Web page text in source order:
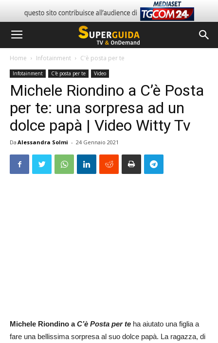
Home Infotainment C'è posta per te
Infotainment C'è posta per te Video
Michele Riondino a C’è Posta
per te: una sorpresa ad un
dolce papà | Video Witty Tv
Da Alessandra Solmi - 24 Gennaio 2021
Michele Riondino aC’è Posta per te ha aiutato una figlia a
fare una bellissima sorpresa al suo dolce papà. La ragazza, di